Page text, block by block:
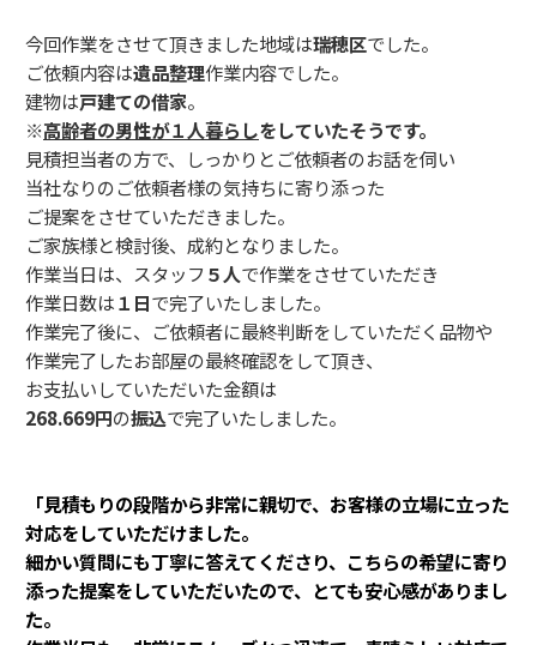
今回作業をさせて頂きました地域は瑞穂区でした。
ご依頼内容は遺品整理作業内容でした。
建物は戸建ての借家。
※高齢者の男性が１人暮らしをしていたそうです。
見積担当者の方で、しっかりとご依頼者のお話を伺い
当社なりのご依頼者様の気持ちに寄り添った
ご提案をさせていただきました。
ご家族様と検討後、成約となりました。
作業当日は、スタッフ ５人で作業をさせていただき
作業日数は１日で完了いたしました。
作業完了後に、ご依頼者に最終判断をしていただく品物や
作業完了したお部屋の最終確認をして頂き、
お支払いしていただいた金額は
268.669円の振込で完了いたしました。
「見積もりの段階から非常に親切で、お客様の立場に立った
対応をしていただけました。
細かい質問にも丁寧に答えてくださり、こちらの希望に寄り
添った提案をしていただいたので、とても安心感がありまし
た。